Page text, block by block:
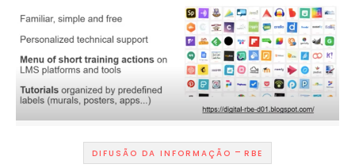
DIFUSÃO DA INFORMAÇÃO - RBE